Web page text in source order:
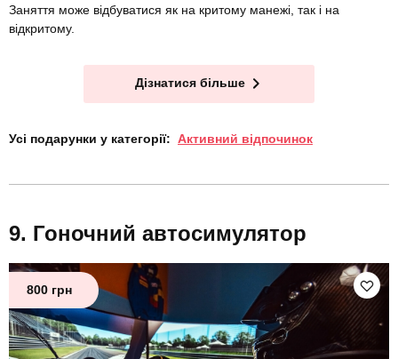
Заняття може відбуватися як на критому манежі, так і на
відкритому.
Дізнатися більше
Усі подарунки у категорії: Активний відпочинок
Гоночний автосимулятор
800 грн